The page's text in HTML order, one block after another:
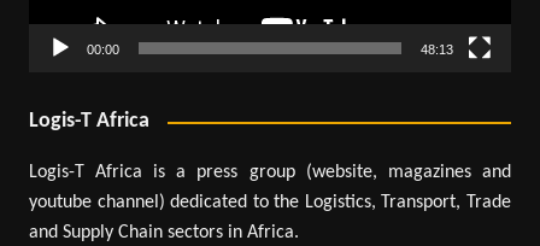
00:00 48:13
Logis-T Africa
Logis-T Africa is a press group (website, magazines and
youtube channel) dedicated to the Logistics, Transport, Trade
and Supply Chain sectors in Africa.